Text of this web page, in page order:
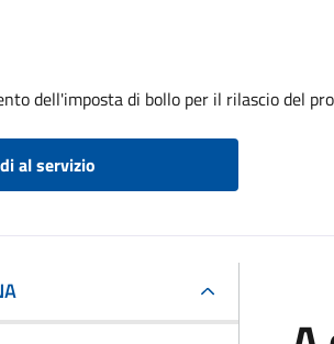
dell'imposta di bollo per il rilascio del
al servizio